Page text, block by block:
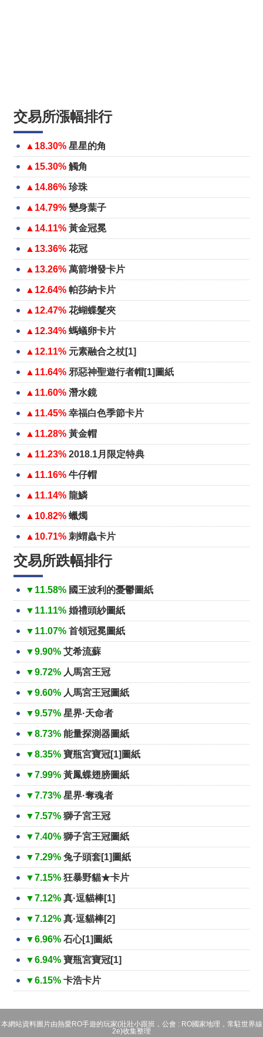
交易所漲幅排行
▲18.30% 星星的角
▲15.30% 觸角
▲14.86% 珍珠
▲14.79% 變身葉子
▲14.11% 黃金冠冕
▲13.36% 花冠
▲13.26% 萬箭增發卡片
▲12.64% 帕莎納卡片
▲12.47% 花蝴蝶髮夾
▲12.34% 螞蟻卵卡片
▲12.11% 元素融合之杖[1]
▲11.64% 邪惡神聖遊行者帽[1]圖紙
▲11.60% 潛水鏡
▲11.45% 幸福白色季節卡片
▲11.28% 黃金帽
▲11.23% 2018.1月限定特典
▲11.16% 牛仔帽
▲11.14% 龍鱗
▲10.82% 蠟燭
▲10.71% 刺蝟蟲卡片
交易所跌幅排行
▼11.58% 國王波利的憂鬱圖紙
▼11.11% 婚禮頭紗圖紙
▼11.07% 首領冠冕圖紙
▼9.90% 艾希流蘇
▼9.72% 人馬宮王冠
▼9.60% 人馬宮王冠圖紙
▼9.57% 星界·天命者
▼8.73% 能量探測器圖紙
▼8.35% 寶瓶宮寶冠[1]圖紙
▼7.99% 黃鳳蝶翅膀圖紙
▼7.73% 星界·奪魂者
▼7.57% 獅子宮王冠
▼7.40% 獅子宮王冠圖紙
▼7.29% 兔子頭套[1]圖紙
▼7.15% 狂暴野貓★卡片
▼7.12% 真·逗貓棒[1]
▼7.12% 真·逗貓棒[2]
▼6.96% 石心[1]圖紙
▼6.94% 寶瓶宮寶冠[1]
▼6.15% 卡浩卡片
本網站資料圖片由熱愛RO手遊的玩家(壯壯小跟班，公會 : RO國家地理，常駐世界線
2e)收集整理